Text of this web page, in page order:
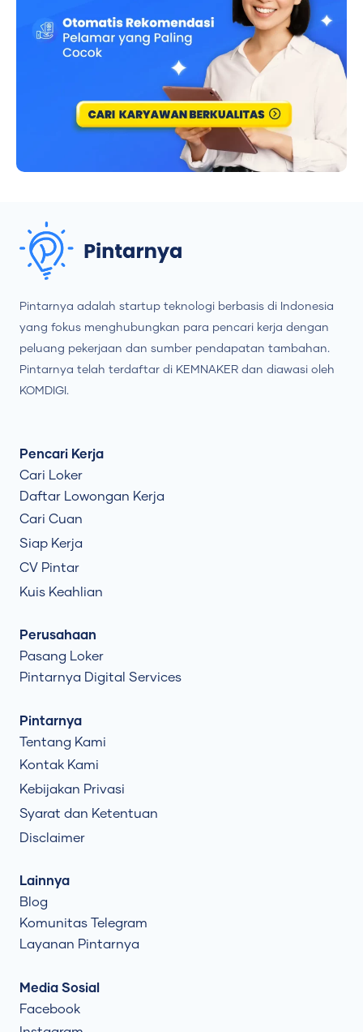
Pintarnya adalah startup teknologi berbasis di Indonesia
yang fokus menghubungkan para pencari kerja dengan
peluang pekerjaan dan sumber pendapatan tambahan.
Pintarnya telah terdaftar di KEMNAKER dan diawasi oleh
KOMDIGI.
Pencari Kerja
Cari Loker
Daftar Lowongan Kerja
Cari Cuan
Siap Kerja
CV Pintar
Kuis Keahlian
Perusahaan
Pasang Loker
Pintarnya Digital Services
Pintarnya
Tentang Kami
Kontak Kami
Kebijakan Privasi
Syarat dan Ketentuan
Disclaimer
Lainnya
Blog
Komunitas Telegram
Layanan Pintarnya
Media Sosial
Facebook